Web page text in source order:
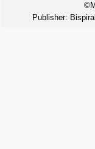
Publisher: